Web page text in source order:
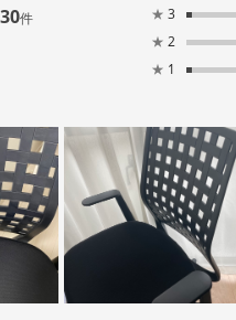
30件 ★ 3
★ 2
★ 1